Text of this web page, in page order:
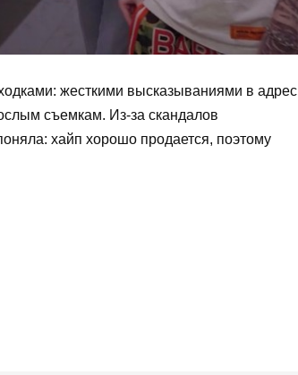
жесткими высказываниями в адрес
съемкам. Из-за скандалов
хайп хорошо продается, поэтому